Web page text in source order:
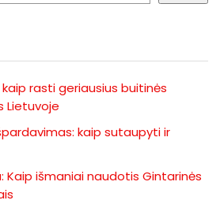
rasti geriausius buitinės
Lietuvoje
kaip sutaupyti ir
Kaip išmaniai naudotis Gintarinės